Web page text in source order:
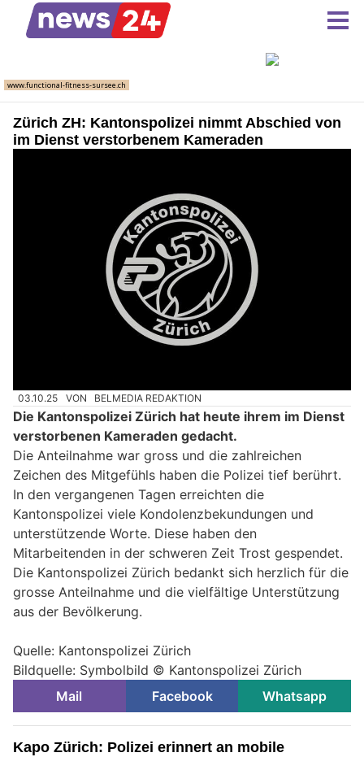
Zürich ZH: Kantonspolizei nimmt Abschied von
im Dienst verstorbenem Kameraden
03.10.25 VON BELMEDIA REDAKTION
Die Kantonspolizei Zürich hat heute ihrem im Dienst
verstorbenen Kameraden gedacht.
Die Anteilnahme war gross und die zahlreichen
Zeichen des Mitgefühls haben die Polizei tief berührt.
In den vergangenen Tagen erreichten die
Kantonspolizei viele Kondolenzbekundungen und
unterstützende Worte. Diese haben den
Mitarbeitenden in der schweren Zeit Trost gespendet.
Die Kantonspolizei Zürich bedankt sich herzlich für die
grosse Anteilnahme und die vielfältige Unterstützung
aus der Bevölkerung.
Quelle: Kantonspolizei Zürich
Bildquelle: Symbolbild © Kantonspolizei Zürich
Mail
Facebook Whatsapp
Kapo Zürich: Polizei erinnert an mobile